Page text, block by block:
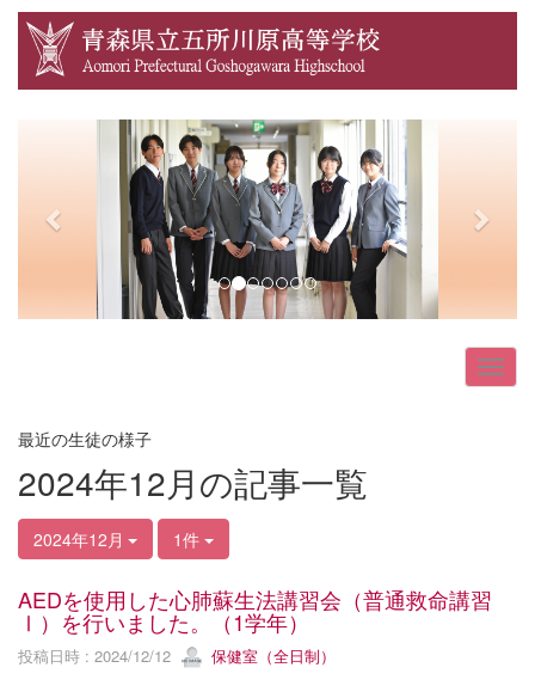
e
v
x
t
最近の生徒の様子
2024年12月の記事一覧
2024年12月 1件
AEDを使用した心肺蘇生法講習会（普通救命講習
Ⅰ）を行いました。（1学年）
投稿日時 : 2024/12/12 保健室（全日制）